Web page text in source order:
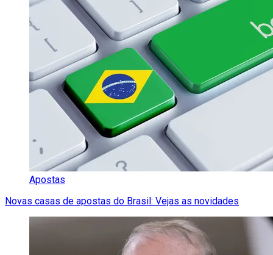
Apostas
Novas casas de apostas do Brasil: Vejas as novidades